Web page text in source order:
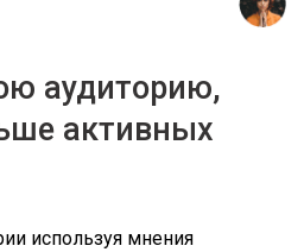
аудиторию,
активных
используя мнения